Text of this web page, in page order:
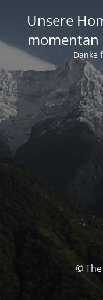
Unsere
momentan
Danke
©